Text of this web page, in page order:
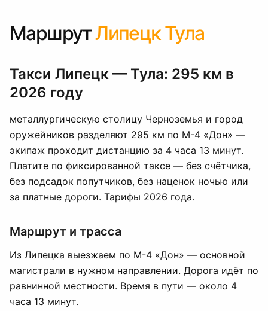
МаршрутЛипецк Тула
Такси Липецк — Тула: 295 км в
2026 году
металлургическую столицу Черноземья и город
оружейников разделяют 295 км по М-4 «Дон» —
экипаж проходит дистанцию за 4 часа 13 минут.
Платите по фиксированной таксе — без счётчика,
без подсадок попутчиков, без наценок ночью или
за платные дороги. Тарифы 2026 года.
Маршрут и трасса
Из Липецка выезжаем по М-4 «Дон» — основной
магистрали в нужном направлении. Дорога идёт по
равнинной местности. Время в пути — около 4
часа 13 минут.